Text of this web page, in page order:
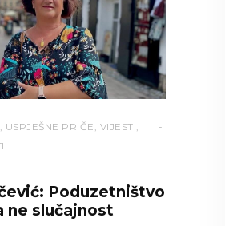
, USPJEŠNE PRIČE , VIJESTI,
Poduzetništvo
ne slučajnost